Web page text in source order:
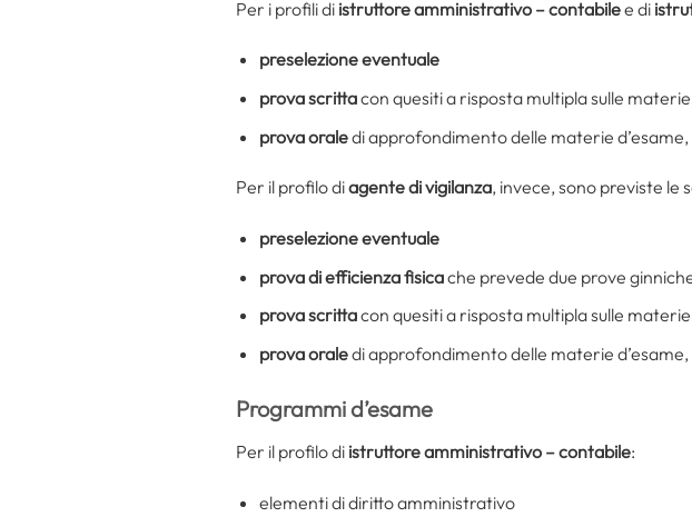
Per i profili di istruttore amministrativo – contabilee di
preselezione eventuale
prova scrittacon quesiti a risposta multipla sulle
prova oraledi approfondimento delle materie
Per il profilo diagente di vigilanza, invece, sono previste le
preselezione eventuale
prova di efficienza fisicache prevede due prove
prova scrittacon quesiti a risposta multipla sulle
prova oraledi approfondimento delle materie
Programmi d’esame
Per il profilo di istruttore amministrativo – contabile:
elementi di diritto amministrativo